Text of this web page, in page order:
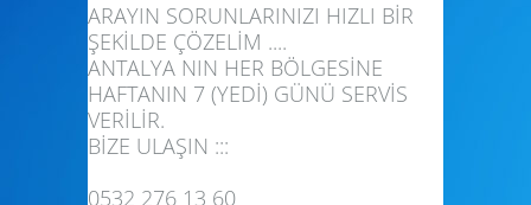
ARAYIN SORUNLARINIZI HIZLI BİR
ŞEKİLDE ÇÖZELİM ....
ANTALYA NIN HER BÖLGESİNE
HAFTANIN 7 (YEDİ) GÜNÜ SERVİS
VERİLİR.
BİZE ULAŞIN :::
0532 276 13 60